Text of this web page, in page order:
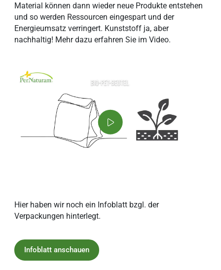
Material können dann wieder neue Produkte entstehen
und so werden Ressourcen eingespart und der
Energieumsatz verringert. Kunststoff ja, aber
nachhaltig! Mehr dazu erfahren Sie im Video.
Hier haben wir noch ein Infoblatt bzgl. der
Verpackungen hinterlegt.
Infoblatt anschauen